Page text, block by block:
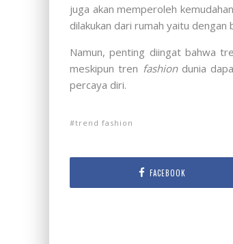
juga akan memperoleh
dilakukan dari rumah yaitu
Namun, penting diingat bahwa
meskipun tren fashiondunia
percaya diri.
trend fashion
FACEBOOK